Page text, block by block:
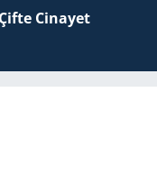
Ci­na­yet